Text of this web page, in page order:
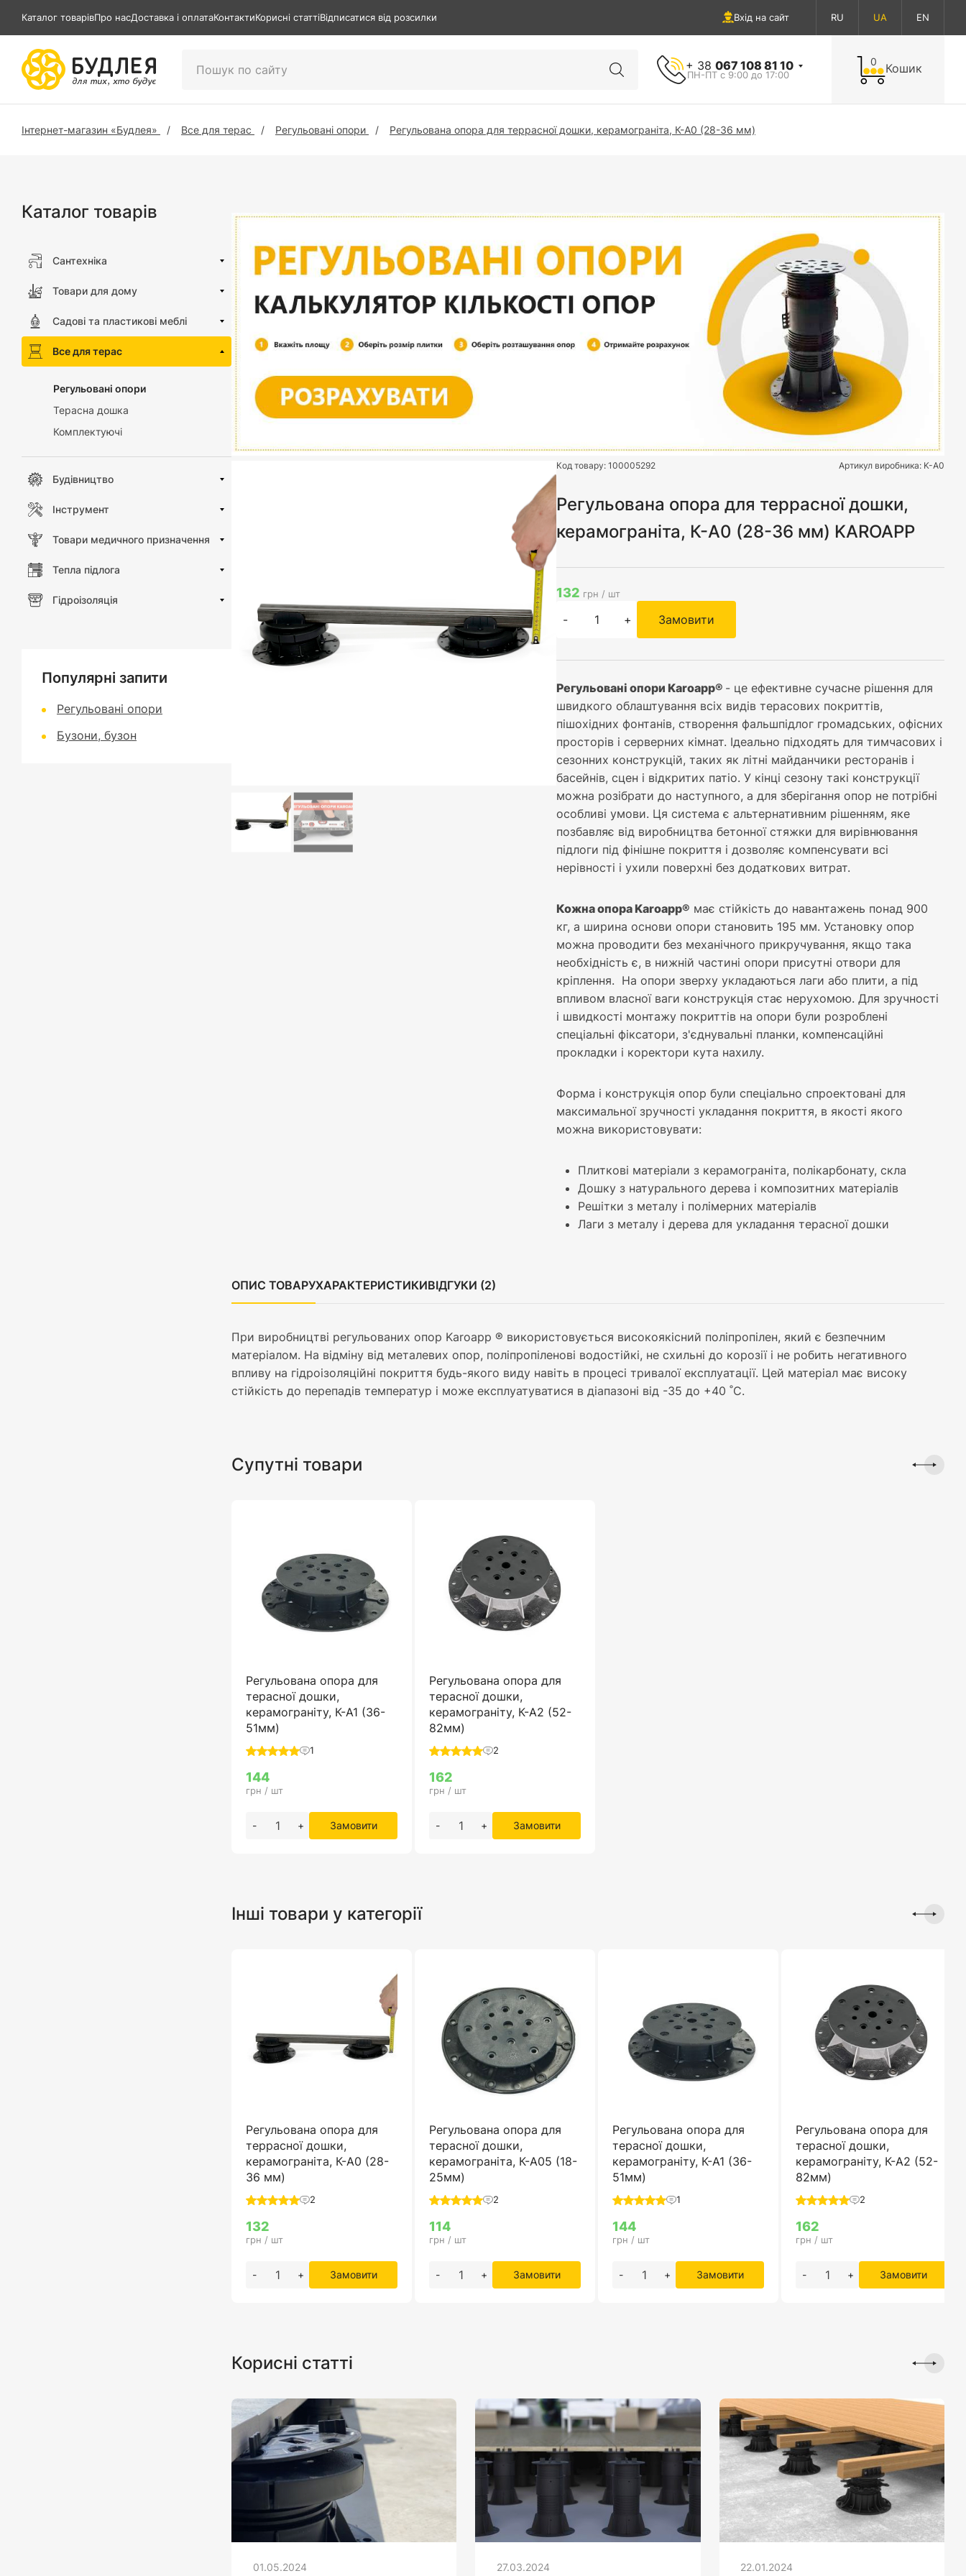
Каталог товарівПро насДоставка і оплатаКонтактиКорисні статтіВідписатися від розсилки Вхід на сайт RU UA EN
+ 38 067 108 81 10
ПН-ПТ с 9:00 до 17:00
0 Кошик
Інтернет-магазин «Будлея» Все для терас Регульовані опори Регульована опора для террасної дошки, керамограніта, К-А0 (28-36 мм)
Каталог товарів
Сантехніка
Товари для дому
Садові та пластикові меблі
Все для терас
Регульовані опори
Терасна дошка
Комплектуючі
Будівництво
Інструмент
Товари медичного призначення
Тепла підлога
Гідроізоляція
Популярні запити
Регульовані опори
Бузони, бузон
Код товару:100005292 Артикул виробника: K-A0
Регульована опора для террасної дошки,
керамограніта, К-А0 (28-36 мм) KAROAPP
132 грн / шт
- + Замовити
Регульовані опори Karoapp® - це ефективне сучасне рішення для
швидкого облаштування всіх видів терасових покриттів,
пішохідних фонтанів, створення фальшпідлог громадських, офісних
просторів і серверних кімнат. Ідеально підходять для тимчасових і
сезонних конструкцій, таких як літні майданчики ресторанів і
басейнів, сцен і відкритих патіо. У кінці сезону такі конструкції
можна розібрати до наступного, а для зберігання опор не потрібні
особливі умови. Ця система є альтернативним рішенням, яке
позбавляє від виробництва бетонної стяжки для вирівнювання
підлоги під фінішне покриття і дозволяє компенсувати всі
нерівності і ухили поверхні без додаткових витрат.
Кожна опора Karoapp® має стійкість до навантажень понад 900
кг, а ширина основи опори становить 195 мм. Установку опор
можна проводити без механічного прикручування, якщо така
необхідність є, в нижній частині опори присутні отвори для
кріплення. На опори зверху укладаються лаги або плити, а під
впливом власної ваги конструкція стає нерухомою. Для зручності
і швидкості монтажу покриттів на опори були розроблені
спеціальні фіксатори, з'єднувальні планки, компенсаційні
прокладки і коректори кута нахилу.
Форма і конструкція опор були спеціально спроектовані для
максимальної зручності укладання покриття, в якості якого
можна використовувати:
Плиткові матеріали з керамограніта, полікарбонату, скла
Дошку з натурального дерева і композитних матеріалів
Решітки з металу і полімерних матеріалів
Лаги з металу і дерева для укладання терасної дошки
ОПИС ТОВАРУХАРАКТЕРИСТИКИВІДГУКИ (2)
При виробництві регульованих опор Karoapp ® використовується високоякісний поліпропілен, який є безпечним
матеріалом. На відміну від металевих опор, поліпропіленові водостійкі, не схильні до корозії і не робить негативного
впливу на гідроізоляційні покриття будь-якого виду навіть в процесі тривалої експлуатації. Цей матеріал має високу
стійкість до перепадів температур і може експлуатуватися в діапазоні від -35 до +40 ˚С.
Супутні товари
Регульована опора для
терасної дошки,
керамограніту, К-А1 (36-
51мм)
1
144
грн / шт
- + Замовити
Регульована опора для
терасної дошки,
керамограніту, К-А2 (52-
82мм)
2
162
грн / шт
- + Замовити
Інші товари у категорії
Регульована опора для
террасної дошки,
керамограніта, К-А0 (28-
36 мм)
2
132
грн / шт
- + Замовити
Регульована опора для
терасної дошки,
керамограніта, К-А05 (18-
25мм)
2
114
грн / шт
- + Замовити
Регульована опора для
терасної дошки,
керамограніту, К-А1 (36-
51мм)
1
144
грн / шт
- + Замовити
Регульована опора для
терасної дошки,
керамограніту, К-А2 (52-
82мм)
2
162
грн / шт
- + Замовити
Корисні статті
01.05.2024 27.03.2024 22.01.2024